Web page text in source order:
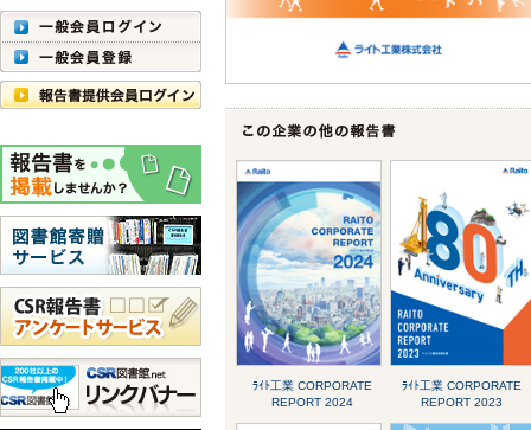
ﾗｲﾄ工業 CORPORATE
REPORT 2024
ﾗｲﾄ工業 CORPORATE
REPORT 2023